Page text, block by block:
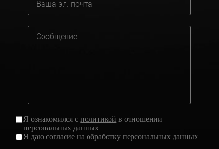
Я ознакомился сполитикой в отношении
персональных данных
Я даюсогласие на обработку персональных данных